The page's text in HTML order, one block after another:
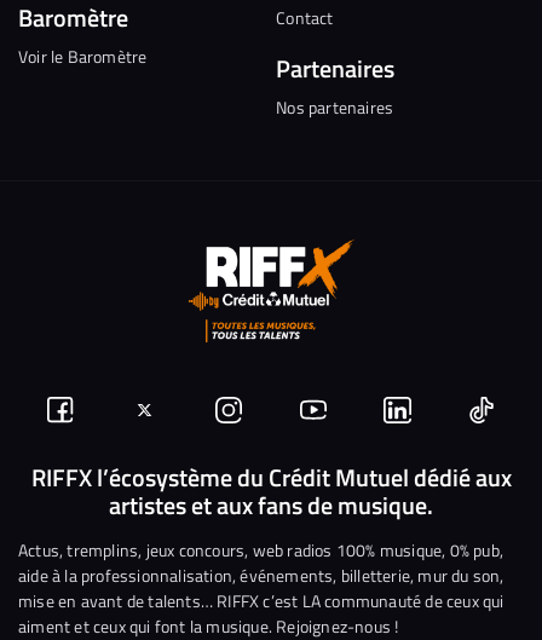
Baromètre
Voir le Baromètre
Contact
Partenaires
Nos partenaires
Suivez-
nous
Facebook
Suivez-
nous
sur
Twitter
Nous
rejoindre
sur
Instagram
Nous
rejoindre
sur
YouTube
Nous
rejoindre
sur
Linkedin
Nous
RIFFX l’écosystème du Crédit Mutuel dédié aux
artistes et aux fans de musique.
Actus, tremplins, jeux concours, web radios 100% musique, 0% pub,
aide à la professionnalisation, événements, billetterie, mur du son,
mise en avant de talents… RIFFX c’est LA communauté de ceux qui
aiment et ceux qui font la musique. Rejoignez-nous !